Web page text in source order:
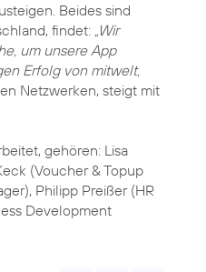
Beides sind
findet: „Wir
um unsere App
Erfolg von mitwelt,
Netzwerken, steigt mit
gehören: Lisa
(Voucher & Topup
Philipp Preißer (HR
Development